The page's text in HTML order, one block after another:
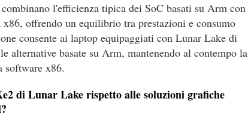
l'efficienza tipica dei SoC basati su Arm con
offrendo un equilibrio tra prestazioni e consumo
consente ai laptop equipaggiati con Lunar Lake di
alternative basate su Arm, mantenendo al contempo la
software x86.
di Lunar Lake rispetto alle soluzioni grafiche